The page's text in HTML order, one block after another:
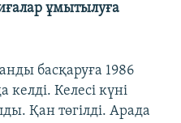
ұмытылуға
басқаруға 1986
Келесі күні
Қан төгілді. Арада